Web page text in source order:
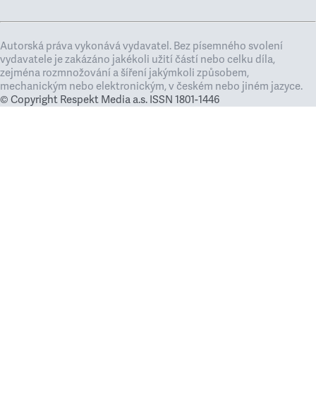
Autorská práva vykonává vydavatel. Bez písemného svolení
vydavatele je zakázáno jakékoli užití částí nebo celku díla,
zejména rozmnožování a šíření jakýmkoli způsobem,
mechanickým nebo elektronickým, v českém nebo jiném jazyce.
© Copyright Respekt Media a.s. ISSN 1801-1446